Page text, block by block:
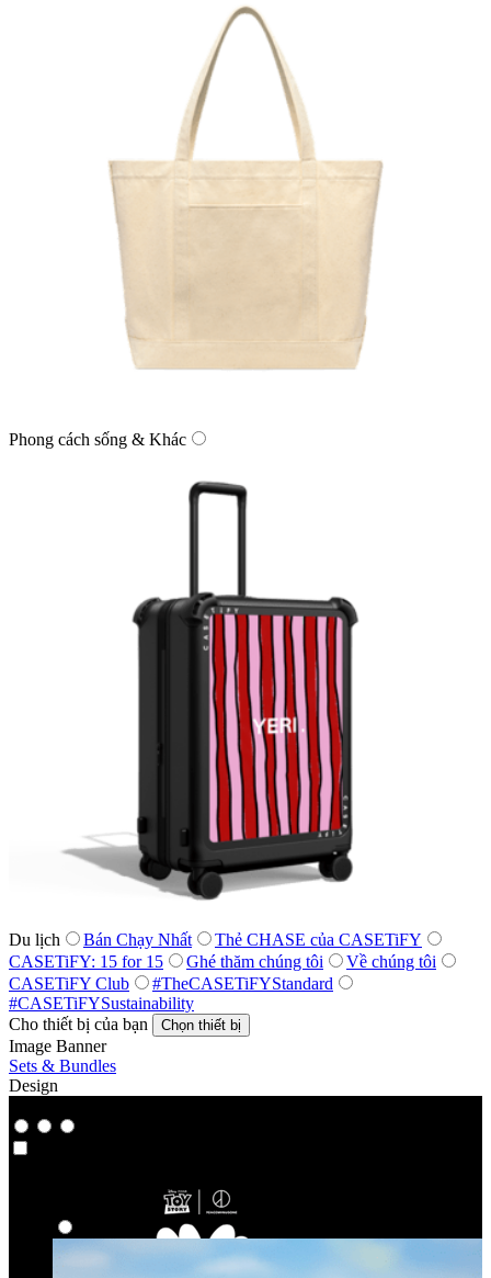
Phong cách sống & Khác
Du lịch Bán Chạy Nhất
Thẻ CHASE của CASETiFY
CASETiFY: 15 for 15
Ghé thăm chúng tôi
Về chúng tôi
CASETiFY Club
#TheCASETiFYStandard
#CASETiFYSustainability
Cho thiết bị của bạn
Chọn thiết bị
Image Banner
Sets & Bundles
Design